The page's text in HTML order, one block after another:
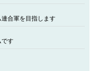
合軍を目指します
です